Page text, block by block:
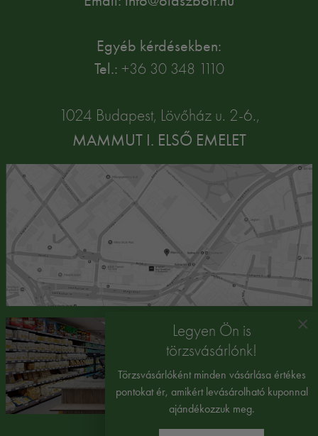
Egyéb kérdésekben:
Tel.: +36 30 348 1110
1024 Budapest, Lövőház u. 2-6.,
MAMMUT I. ELSŐ EMELET
×
Legyen Ön is
törzsvásárlónk!
Törzsvásárlóként minden vásárlása értékes
pontokat ér, amikért levásárolható kuponnal
ajándékozzuk meg.